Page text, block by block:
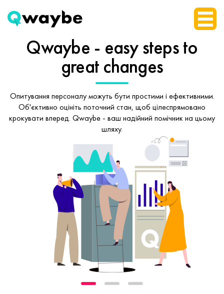
Qwaybe - easy stepsto
great changes
Опитування персоналу можуть бути простими і ефективними.
Об'єктивно оцініть поточний стан, щоб цілеспрямовано
крокувати вперед. Qwaybe - ваш надійний помічник на цьому
шляху.